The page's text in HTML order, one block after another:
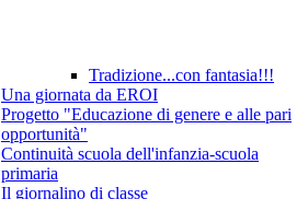
Tradizione...con fantasia!!!
Una giornata da EROI
Progetto "Educazione di genere e alle pari
opportunità"
Continuità scuola dell'infanzia-scuola
primaria
Il giornalino di classe